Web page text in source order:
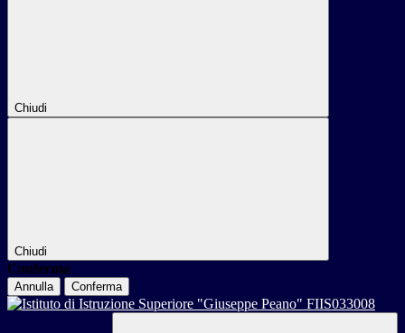
Chiudi
Chiudi
Conferma
Annulla Conferma